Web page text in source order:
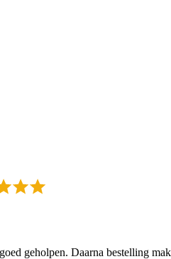
geholpen. Daarna bestelling